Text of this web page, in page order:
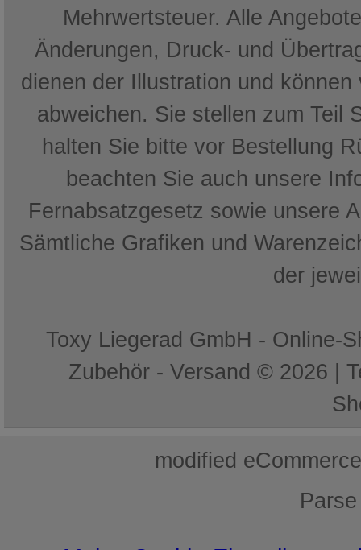
Mehrwertsteuer. Alle
Änderungen, Druck- und
dienen der Illustration und
abweichen. Sie stellen zum Teil
halten Sie bitte vor Bestellung
beachten Sie auch unsere
Fernabsatzgesetz sowie unsere
Sämtliche Grafiken und
der
Toxy Liegerad GmbH - Online-
Zubehör - Versand © 2026 |
mod ified